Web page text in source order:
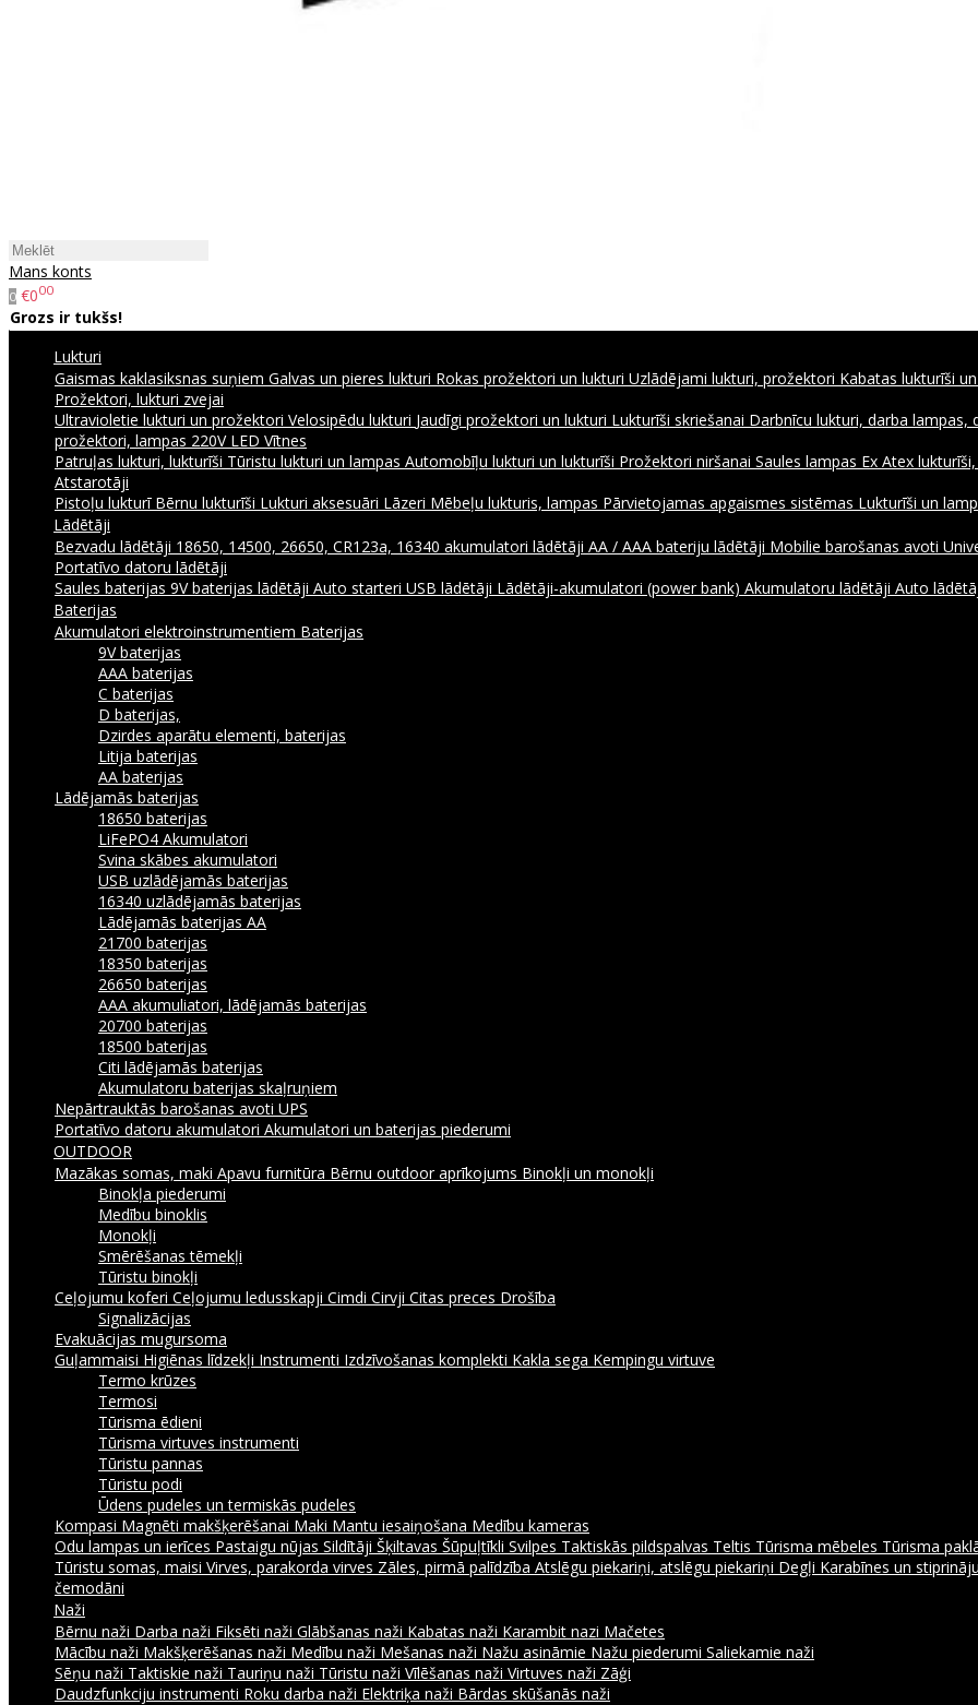
Mans konts
0 €000
Grozs ir tukšs!
Lukturi
Gaismas kaklasiksnas suņiem Galvas un pieres lukturi Rokas prožektori un lukturi Uzlādējami lukturi, prožektori Kabatas lukturīši
Prožektori, lukturi zvejai
Ultravioletie lukturi un prožektori Velosipēdu lukturi Jaudīgi prožektori un lukturi Lukturīši skriešanai Darbnīcu lukturi, darba lampas,
prožektori, lampas 220V LED Vītnes
Patruļas lukturi, lukturīši Tūristu lukturi un lampas Automobīļu lukturi un lukturīši Prožektori niršanai Saules lampas Ex Atex
Atstarotāji
Pistoļu lukturī Bērnu lukturīši Lukturi aksesuāri Lāzeri Mēbeļu lukturis, lampas Pārvietojamas apgaismes sistēmas Lukturīši un
Lādētāji
Bezvadu lādētāji 18650, 14500, 26650, CR123a, 16340 akumulatori lādētāji AA / AAA bateriju lādētāji Mobilie barošanas avoti
Portatīvo datoru lādētāji
Saules baterijas 9V baterijas lādētāji Auto starteri USB lādētāji Lādētāji-akumulatori (power bank) Akumulatoru lādētāji Auto
Baterijas
Akumulatori elektroinstrumentiem Baterijas
9V baterijas
AAA baterijas
C baterijas
D baterijas,
Dzirdes aparātu elementi, baterijas
Litija baterijas
AA baterijas
Lādējamās baterijas
18650 baterijas
LiFePO4 Akumulatori
Svina skābes akumulatori
USB uzlādējamās baterijas
16340 uzlādējamās baterijas
Lādējamās baterijas AA
21700 baterijas
18350 baterijas
26650 baterijas
AAA akumuliatori, lādējamās baterijas
20700 baterijas
18500 baterijas
Citi lādējamās baterijas
Akumulatoru baterijas skaļruņiem
Nepārtrauktās barošanas avoti UPS
Portatīvo datoru akumulatori Akumulatori un baterijas piederumi
OUTDOOR
Mazākas somas, maki Apavu furnitūra Bērnu outdoor aprīkojums Binokļi un monokļi
Binokļa piederumi
Medību binoklis
Monokļi
Smērēšanas tēmekļi
Tūristu binokļi
Ceļojumu koferi Ceļojumu ledusskapji Cimdi Cirvji Citas preces Drošība
Signalizācijas
Evakuācijas mugursoma
Guļammaisi Higiēnas līdzekļi Instrumenti Izdzīvošanas komplekti Kakla sega Kempingu virtuve
Termo krūzes
Termosi
Tūrisma ēdieni
Tūrisma virtuves instrumenti
Tūristu pannas
Tūristu podi
Ūdens pudeles un termiskās pudeles
Kompasi Magnēti makšķerēšanai Maki Mantu iesaiņošana Medību kameras
Odu lampas un ierīces Pastaigu nūjas Sildītāji Šķiltavas Šūpuļtīkli Svilpes Taktiskās pildspalvas Teltis Tūrisma mēbeles Tūrisma
Tūristu somas, maisi Virves, parakorda virves Zāles, pirmā palīdzība Atslēgu piekariņi, atslēgu piekariņi Degļi Karabīnes un
čemodāni
Naži
Bērnu naži Darba naži Fiksēti naži Glābšanas naži Kabatas naži Karambit nazi Mačetes
Mācību naži Makšķerēšanas naži Medību naži Mešanas naži Nažu asināmie Nažu piederumi Saliekamie naži
Sēņu naži Taktiskie naži Tauriņu naži Tūristu naži Vīlēšanas naži Virtuves naži Zāģi
Daudzfunkciju instrumenti Roku darba naži Elektriķa naži Bārdas skūšanās naži